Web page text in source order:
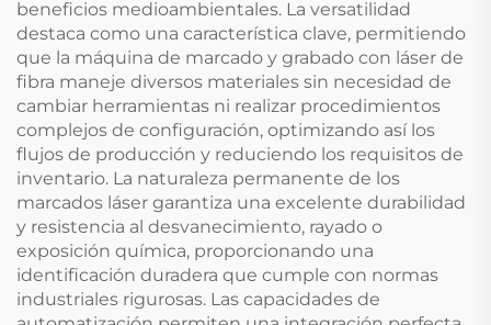
beneficios medioambientales. La versatilidad
destaca como una característica clave, permitiendo
que la máquina de marcado y grabado con láser de
fibra maneje diversos materiales sin necesidad de
cambiar herramientas ni realizar procedimientos
complejos de configuración, optimizando así los
flujos de producción y reduciendo los requisitos de
inventario. La naturaleza permanente de los
marcados láser garantiza una excelente durabilidad
y resistencia al desvanecimiento, rayado o
exposición química, proporcionando una
identificación duradera que cumple con normas
industriales rigurosas. Las capacidades de